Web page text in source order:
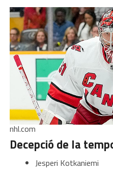
nhl.com
Decepció de la
Jesperi Kotkaniemi